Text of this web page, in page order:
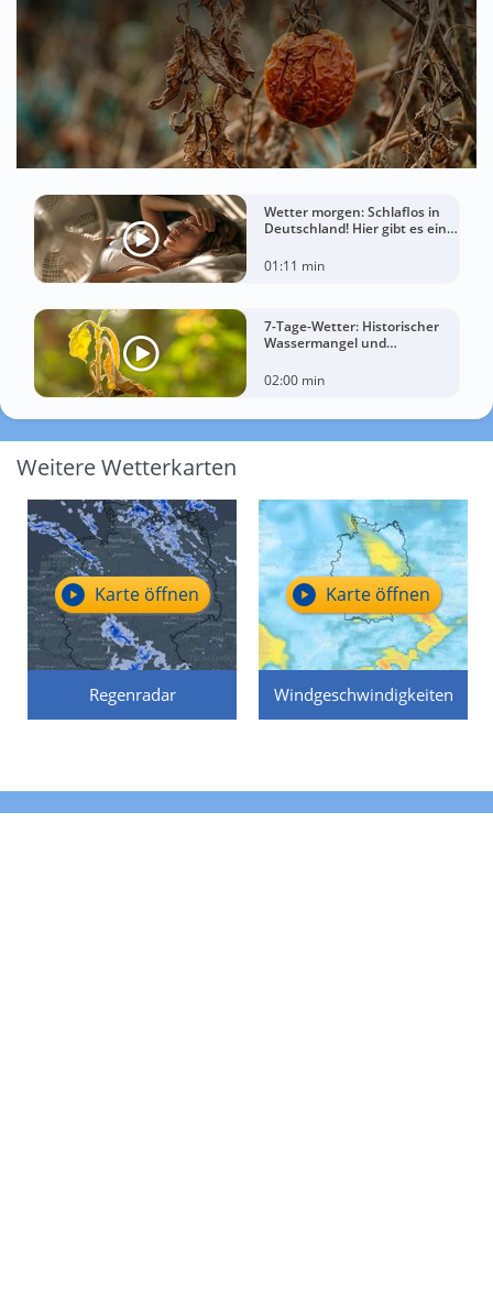
Wetter morgen: Schlaflos in
Deutschland! Hier gibt es eine
01:11 min
7-Tage-Wetter: Historischer
Wassermangel und
02:00 min
Weitere Wetterkarten
Regenradar
Karte öffnen
Windgeschwindigkeiten
Karte öffnen